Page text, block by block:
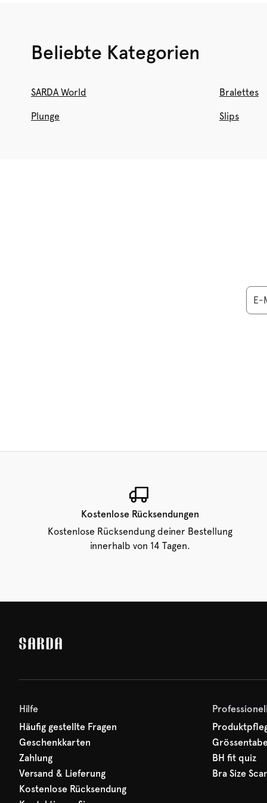
Beliebte Kategorien
SARDA World Bralettes
Plunge Slips
E-
Kostenlose Rücksendungen
Kostenlose Rücksendung deiner Bestellung
innerhalb von 14 Tagen.
Hilfe
Häufig gestellte Fragen
Geschenkkarten
Zahlung
Versand & Lieferung
Kostenlose Rücksendung
BH fit quiz
Bra Size